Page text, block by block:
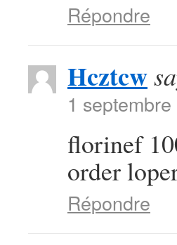
Répondre
Hcztcw
1
florinef
order
Répondre